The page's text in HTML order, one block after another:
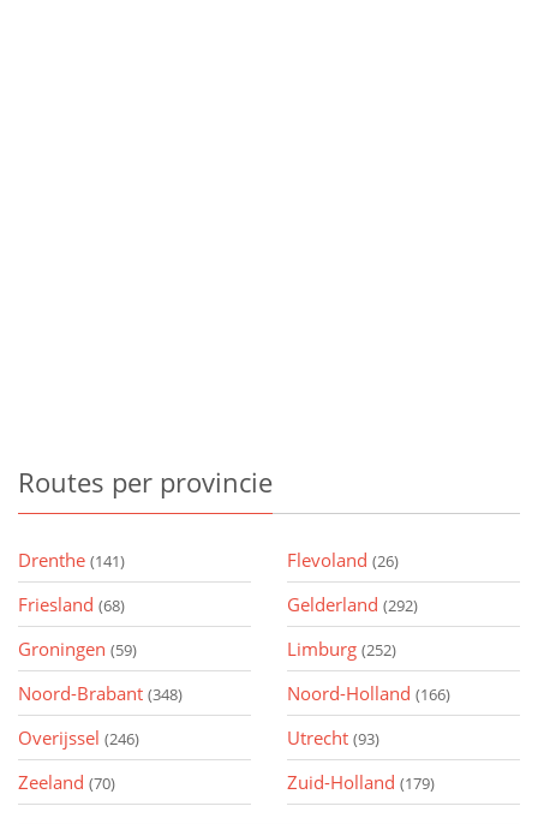
Routes per provincie
Drenthe (141) Flevoland (26)
Friesland (68) Gelderland (292)
Groningen (59) Limburg (252)
Noord-Brabant (348) Noord-Holland (166)
Overijssel (246) Utrecht (93)
Zeeland (70) Zuid-Holland (179)